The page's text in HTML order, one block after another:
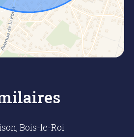
Bois-le-Roi